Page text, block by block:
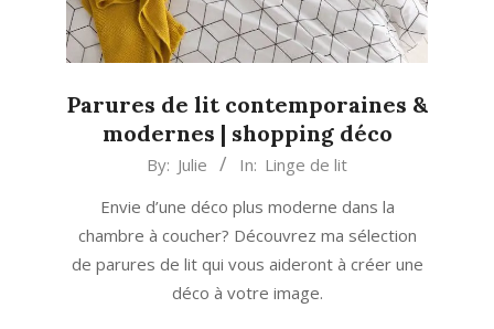
Parures de lit contemporaines &
modernes | shopping déco
By: Julie In: Linge de lit
Envie d’une déco plus moderne dans la
chambre à coucher? Découvrez ma sélection
de parures de lit qui vous aideront à créer une
déco à votre image.